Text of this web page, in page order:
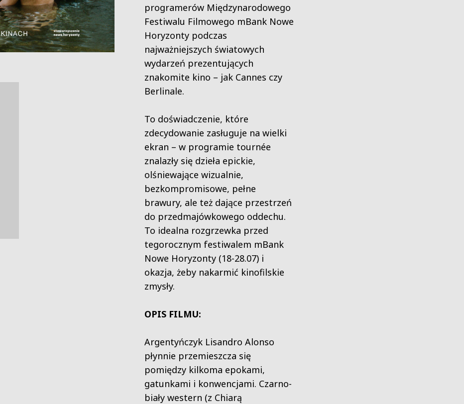
programerów Międzynarodowego
Festiwalu Filmowego mBank Nowe
Horyzonty podczas
najważniejszych światowych
wydarzeń prezentujących
znakomite kino – jak Cannes czy
Berlinale.
To doświadczenie, które
zdecydowanie zasługuje na wielki
ekran – w programie tournée
znalazły się dzieła epickie,
olśniewające wizualnie,
bezkompromisowe, pełne
brawury, ale też dające przestrzeń
do przedmajówkowego oddechu.
To idealna rozgrzewka przed
tegorocznym festiwalem mBank
Nowe Horyzonty (18-28.07) i
okazja, żeby nakarmić kinofilskie
zmysły.
OPIS FILMU:
Argentyńczyk Lisandro Alonso
płynnie przemieszcza się
pomiędzy kilkoma epokami,
gatunkami i konwencjami. Czarno-
biały western (z Chiarą